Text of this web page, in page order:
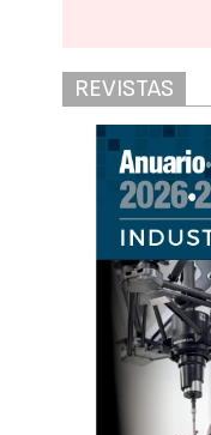
REVISTAS